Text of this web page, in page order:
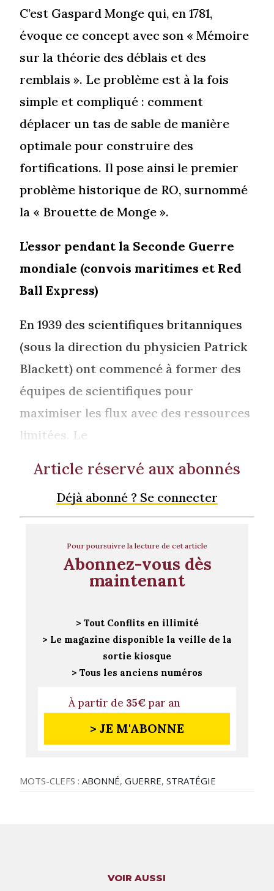
C’est Gaspard Monge qui, en 1781,
évoque ce concept avec son « Mémoire
sur la théorie des déblais et des
remblais ». Le problème est à la fois
simple et compliqué : comment
déplacer un tas de sable de manière
optimale pour construire des
fortifications. Il pose ainsi le premier
problème historique de RO, surnommé
la « Brouette de Monge ».
L’essor pendant la Seconde Guerre
mondiale (convois maritimes et Red
Ball Express)
En 1939 des scientifiques britanniques
(sous la direction du physicien Patrick
Blackett) ont commencé à former des
équipes de scientifiques pour
maximiser les flux avec des ressources
limitées. Le
Article réservé aux abonnés
Déjà abonné ? Se connecter
Pour poursuivre la lecture de cet article
Abonnez-vous dès
maintenant
> Tout Conflits en illimité
> Le magazine disponible la veille de la
sortie kiosque
> Tous les anciens numéros
À partir de 35€par an
> JE M'ABONNE
MOTS-CLEFS :ABONNÉ,GUERRE,STRATÉGIE
VOIR AUSSI